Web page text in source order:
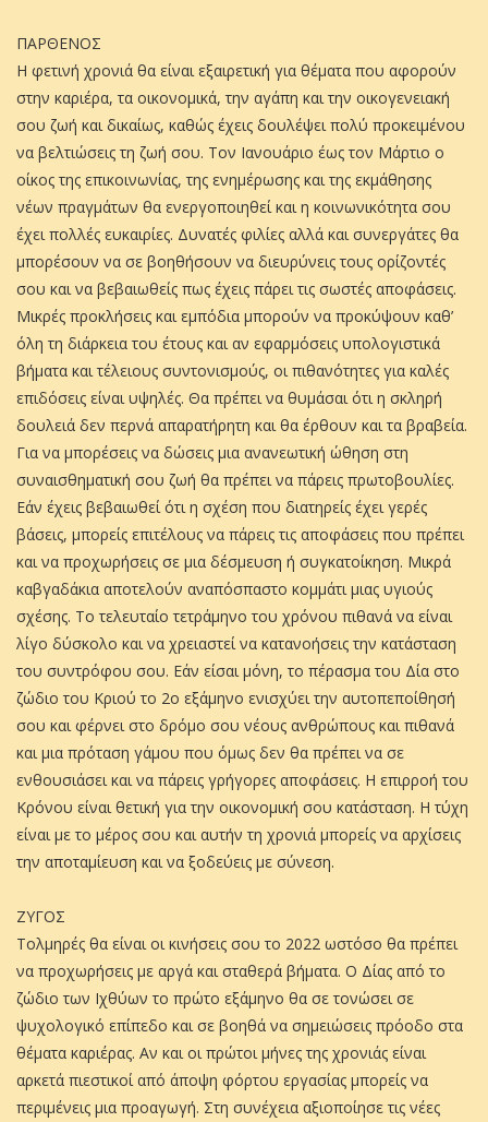
ΠΑΡΘΕΝΟΣ
Η φετινή χρονιά θα είναι εξαιρετική για θέματα που αφορούν
στην καριέρα, τα οικονομικά, την αγάπη και την οικογενειακή
σου ζωή και δικαίως, καθώς έχεις δουλέψει πολύ προκειμένου
να βελτιώσεις τη ζωή σου. Τον Ιανουάριο έως τον Μάρτιο ο
οίκος της επικοινωνίας, της ενημέρωσης και της εκμάθησης
νέων πραγμάτων θα ενεργοποιηθεί και η κοινωνικότητα σου
έχει πολλές ευκαιρίες. Δυνατές φιλίες αλλά και συνεργάτες θα
μπορέσουν να σε βοηθήσουν να διευρύνεις τους ορίζοντές
σου και να βεβαιωθείς πως έχεις πάρει τις σωστές αποφάσεις.
Μικρές προκλήσεις και εμπόδια μπορούν να προκύψουν καθ’
όλη τη διάρκεια του έτους και αν εφαρμόσεις υπολογιστικά
βήματα και τέλειους συντονισμούς, οι πιθανότητες για καλές
επιδόσεις είναι υψηλές. Θα πρέπει να θυμάσαι ότι η σκληρή
δουλειά δεν περνά απαρατήρητη και θα έρθουν και τα βραβεία.
Για να μπορέσεις να δώσεις μια ανανεωτική ώθηση στη
συναισθηματική σου ζωή θα πρέπει να πάρεις πρωτοβουλίες.
Εάν έχεις βεβαιωθεί ότι η σχέση που διατηρείς έχει γερές
βάσεις, μπορείς επιτέλους να πάρεις τις αποφάσεις που πρέπει
και να προχωρήσεις σε μια δέσμευση ή συγκατοίκηση. Μικρά
καβγαδάκια αποτελούν αναπόσπαστο κομμάτι μιας υγιούς
σχέσης. Το τελευταίο τετράμηνο του χρόνου πιθανά να είναι
λίγο δύσκολο και να χρειαστεί να κατανοήσεις την κατάσταση
του συντρόφου σου. Εάν είσαι μόνη, το πέρασμα του Δία στο
ζώδιο του Κριού το 2ο εξάμηνο ενισχύει την αυτοπεποίθησή
σου και φέρνει στο δρόμο σου νέους ανθρώπους και πιθανά
και μια πρόταση γάμου που όμως δεν θα πρέπει να σε
ενθουσιάσει και να πάρεις γρήγορες αποφάσεις. Η επιρροή του
Κρόνου είναι θετική για την οικονομική σου κατάσταση. Η τύχη
είναι με το μέρος σου και αυτήν τη χρονιά μπορείς να αρχίσεις
την αποταμίευση και να ξοδεύεις με σύνεση.
ΖΥΓΟΣ
Τολμηρές θα είναι οι κινήσεις σου το 2022 ωστόσο θα πρέπει
να προχωρήσεις με αργά και σταθερά βήματα. Ο Δίας από το
ζώδιο των Ιχθύων το πρώτο εξάμηνο θα σε τονώσει σε
ψυχολογικό επίπεδο και σε βοηθά να σημειώσεις πρόοδο στα
θέματα καριέρας. Αν και οι πρώτοι μήνες της χρονιάς είναι
αρκετά πιεστικοί από άποψη φόρτου εργασίας μπορείς να
περιμένεις μια προαγωγή. Στη συνέχεια αξιοποίησε τις νέες